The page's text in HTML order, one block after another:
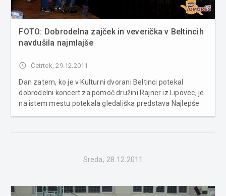
FOTO: Dobrodelna zajček in veverička v Beltincih
navdušila najmlajše
access_time Četrtek, 29.12.2011
Dan zatem, ko je v Kulturni dvorani Beltinci potekal
dobrodelni koncert za pomoč družini Rajner iz Lipovec, je
na istem mestu potekala gledališka predstava Najlepše
Sreda, 28.12.2011